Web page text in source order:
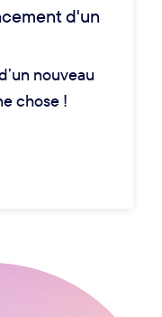
d'un
nouveau
chose !